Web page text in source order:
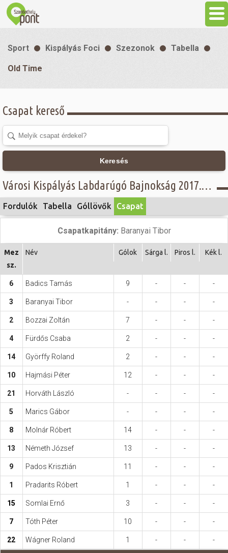
Programok
Gasztronómia
Sport
Szabadidő
Hasznos
Sport Kispályás Foci Szezonok Tabella
Old Time
Csapat kereső
Keresés
Városi Kispályás Labdarúgó Bajnokság 2017. - Öregfiúk II. csoport - Old Time
Fordulók Tabella Góllövők Csapat
Csapatkapitány: Baranyai Tibor
Mez
sz.
Név Gólok Sárga l. Piros l. Kék l.
6 Badics Tamás 9 - - -
3 Baranyai Tibor - - - -
2 Bozzai Zoltán 7 - - -
4 Fürdős Csaba 2 - - -
14 Györffy Roland 2 - - -
10 Hajmási Péter 12 - - -
21 Horváth László - - - -
5 Marics Gábor - - - -
8 Molnár Róbert 14 - - -
13 Németh József 13 - - -
9 Pados Krisztián 11 - - -
1 Pradarits Róbert 1 - - -
15 Somlai Ernő 3 - - -
7 Tóth Péter 10 - - -
22 Wágner Roland 1 - - -